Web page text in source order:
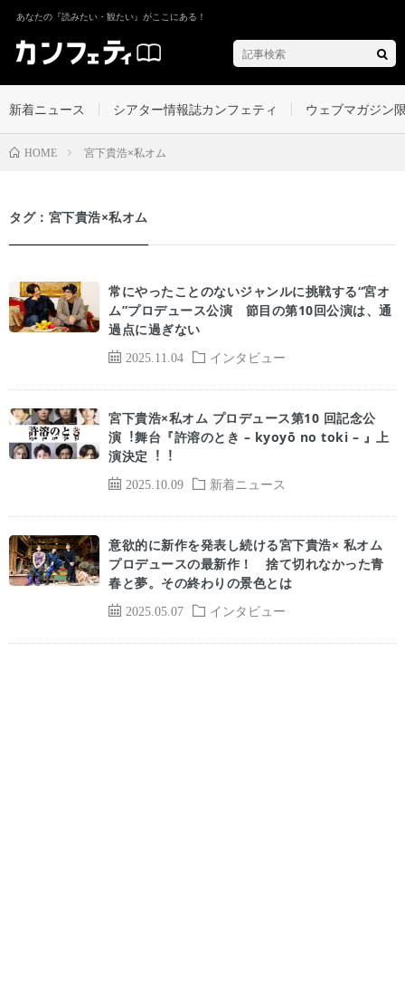
あなたの『読みたい・観たい』がここにある！
新着ニュース シアター情報誌カンフェティ ウェブマガジン
HOME 宮下貴浩×私オム
タグ：宮下貴浩×私オム
2025.11.04 インタビュー
常にやったことのないジャンルに挑戦する“宮オ
ム”プロデュース公演 節目の第10回公演は、通
過点に過ぎない
2025.10.09 新着ニュース
宮下貴浩×私オム プロデュース第10 回記念公
演︕舞台『許溶のとき – kyoyō no toki – 』上
演決定︕︕
2025.05.07 インタビュー
意欲的に新作を発表し続ける宮下貴浩× 私オム
プロデュースの最新作！ 捨て切れなかった青
春と夢。その終わりの景色とは